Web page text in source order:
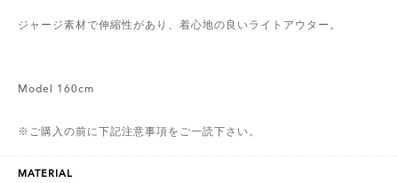
ジャージ素材で伸縮性があり、着心地の良いライトアウター。
Model 160cm
※ご購入の前に下記注意事項をご一読下さい。
MATERIAL